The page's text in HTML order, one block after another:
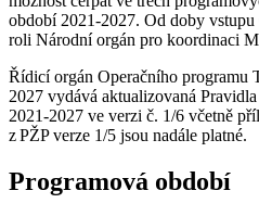
období 2021-2027. Od doby
roli Národní orgán pro koordinaci
Řídicí orgán Operačního programu
2027 vydává aktualizovaná
2021-2027 ve verzi č. 1/6 včetně
z PŽP verze 1/5 jsou nadále platné.
Programová období